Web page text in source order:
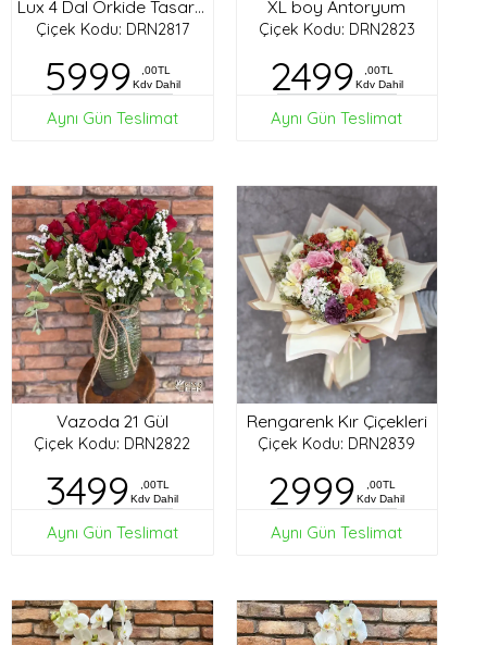
Lux 4 Dal Orkide Tasarım
Çiçek Kodu: DRN2817
5999
,00TL
Kdv Dahil
Aynı Gün Teslimat
XL boy Antoryum
Çiçek Kodu: DRN2823
2499
,00TL
Kdv Dahil
Aynı Gün Teslimat
Vazoda 21 Gül
Çiçek Kodu: DRN2822
3499
,00TL
Kdv Dahil
Aynı Gün Teslimat
Rengarenk Kır Çiçekleri
Çiçek Kodu: DRN2839
2999
,00TL
Kdv Dahil
Aynı Gün Teslimat